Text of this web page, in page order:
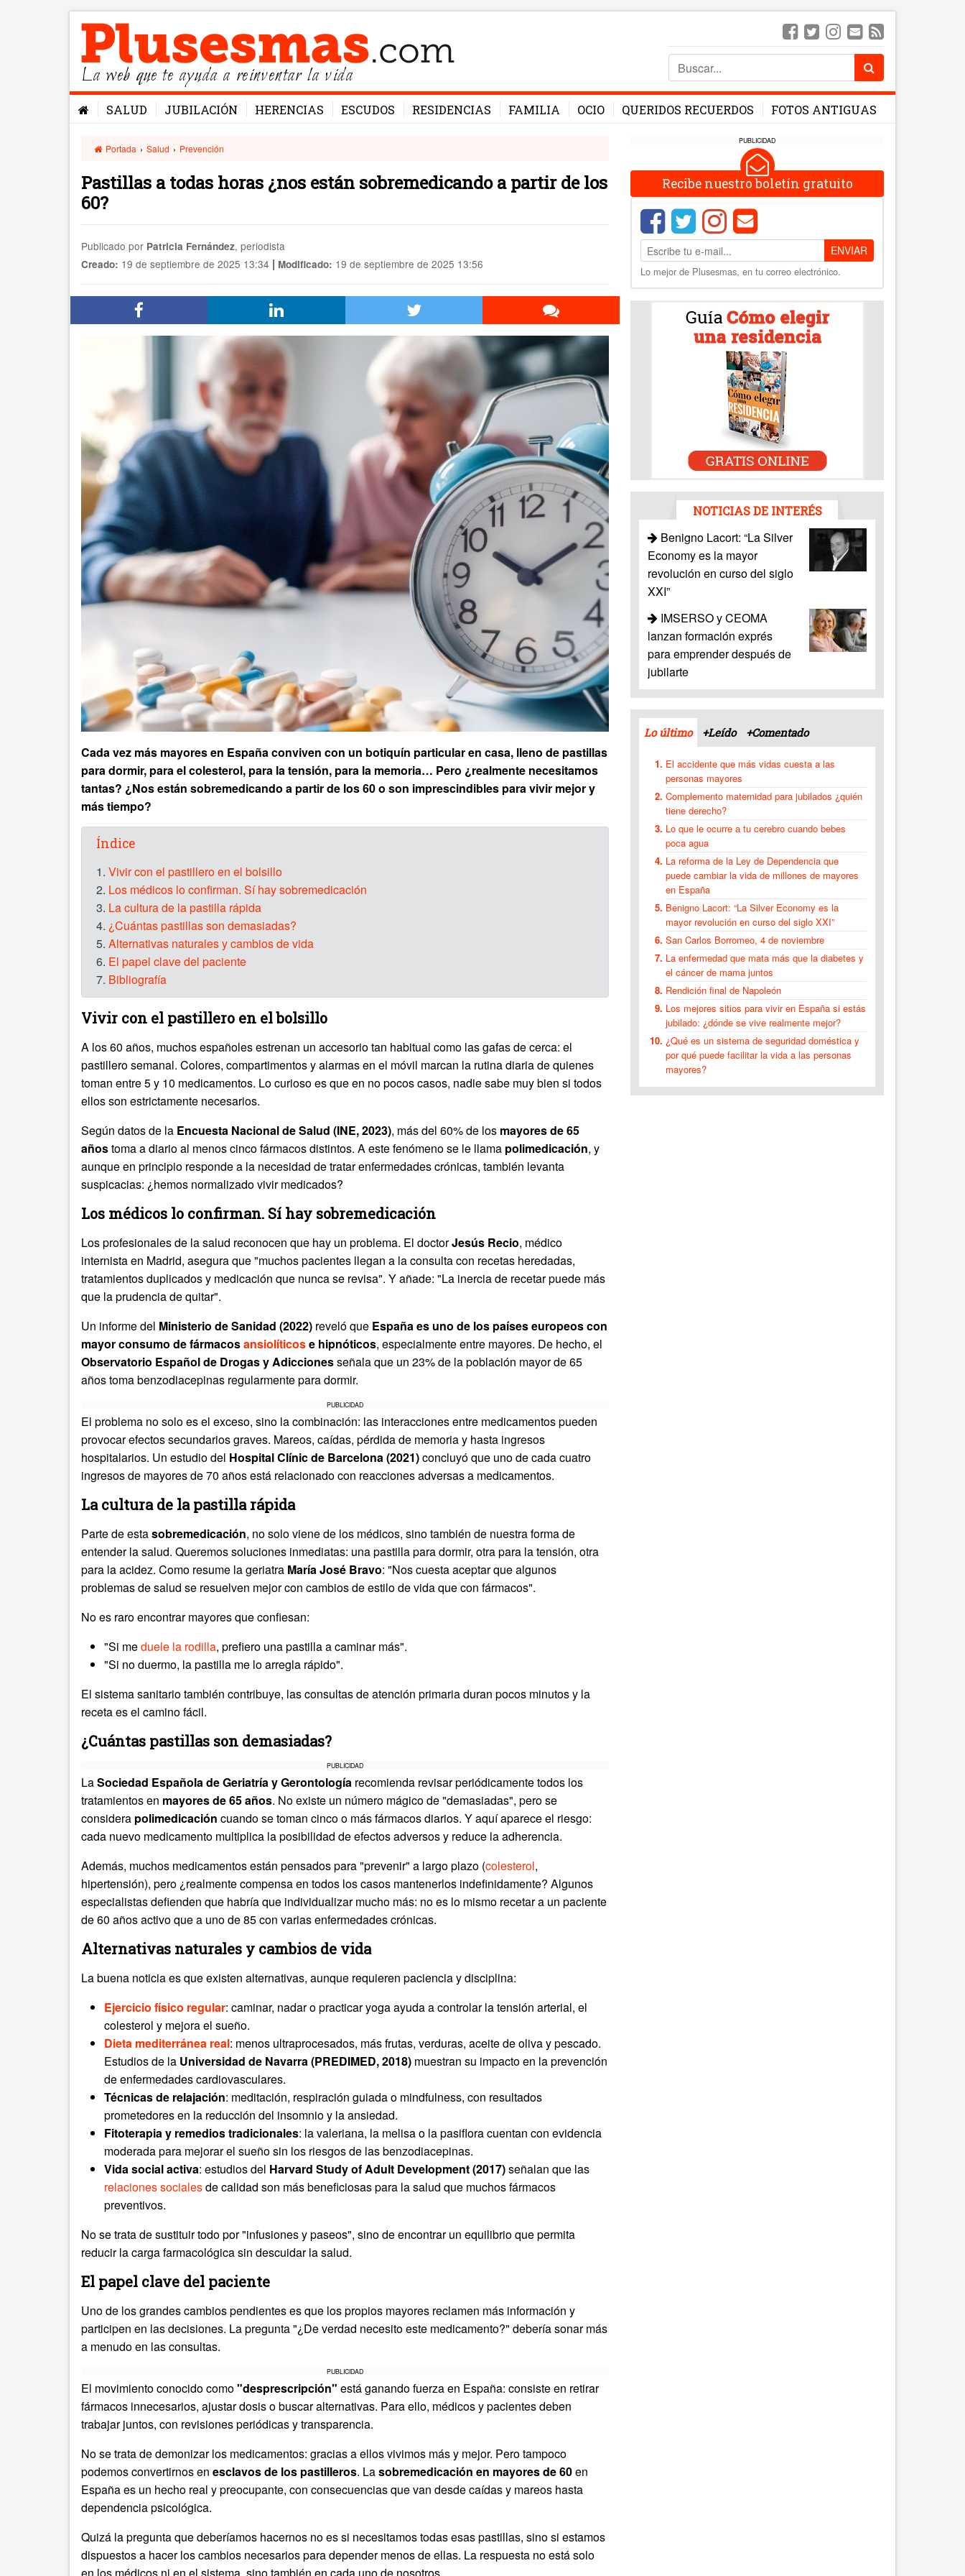
La web que te ayuda a reinventar la vida
SALUD JUBILACIÓN HERENCIAS ESCUDOS RESIDENCIAS FAMILIA OCIO QUERIDOS RECUERDOS FOTOS ANTIGUAS
Portada › Salud › Prevención
Pastillas a todas horas ¿nos están sobremedicando a partir de los
60?
Publicado por Patricia Fernández, periodista
Creado: 19 de septiembre de 2025 13:34 | Modificado: 19 de septiembre de 2025 13:56
Cada vez más mayores en España conviven con un botiquín particular en casa, lleno de pastillas
para dormir, para el colesterol, para la tensión, para la memoria… Pero ¿realmente necesitamos
tantas? ¿Nos están sobremedicando a partir de los 60 o son imprescindibles para vivir mejor y
más tiempo?
Índice
1. Vivir con el pastillero en el bolsillo
2. Los médicos lo confirman. Sí hay sobremedicación
3. La cultura de la pastilla rápida
4. ¿Cuántas pastillas son demasiadas?
5. Alternativas naturales y cambios de vida
6. El papel clave del paciente
7. Bibliografía
Vivir con el pastillero en el bolsillo
A los 60 años, muchos españoles estrenan un accesorio tan habitual como las gafas de cerca: el
pastillero semanal. Colores, compartimentos y alarmas en el móvil marcan la rutina diaria de quienes
toman entre 5 y 10 medicamentos. Lo curioso es que en no pocos casos, nadie sabe muy bien si todos
ellos son estrictamente necesarios.
Según datos de la Encuesta Nacional de Salud (INE, 2023), más del 60% de los mayores de 65
añostoma a diario al menos cinco fármacos distintos. A este fenómeno se le llama polimedicación, y
aunque en principio responde a la necesidad de tratar enfermedades crónicas, también levanta
suspicacias: ¿hemos normalizado vivir medicados?
Los médicos lo confirman. Sí hay sobremedicación
Los profesionales de la salud reconocen que hay un problema. El doctorJesús Recio, médico
internista en Madrid, asegura que "muchos pacientes llegan a la consulta con recetas heredadas,
tratamientos duplicados y medicación que nunca se revisa". Y añade: "La inercia de recetar puede más
que la prudencia de quitar".
Un informe del Ministerio de Sanidad (2022) reveló que España es uno de los países europeos con
mayor consumo de fármacosansiolíticose hipnóticos, especialmente entre mayores. De hecho, el
Observatorio Español de Drogas y Adiccionesseñala que un 23% de la población mayor de 65
años toma benzodiacepinas regularmente para dormir.
PUBLICIDAD
El problema no solo es el exceso, sino la combinación: las interacciones entre medicamentos pueden
provocar efectos secundarios graves. Mareos, caídas, pérdida de memoria y hasta ingresos
hospitalarios. Un estudio del Hospital Clínic de Barcelona (2021)concluyó que uno de cada cuatro
ingresos de mayores de 70 años está relacionado con reacciones adversas a medicamentos.
La cultura de la pastilla rápida
Parte de estasobremedicación, no solo viene de los médicos, sino también de nuestra forma de
entender la salud. Queremos soluciones inmediatas: una pastilla para dormir, otra para la tensión, otra
para la acidez. Como resume la geriatra María José Bravo: "Nos cuesta aceptar que algunos
problemas de salud se resuelven mejor con cambios de estilo de vida que con fármacos".
No es raro encontrar mayores que confiesan:
"Si meduele la rodilla, prefiero una pastilla a caminar más".
"Si no duermo, la pastilla me lo arregla rápido".
El sistema sanitario también contribuye, las consultas de atención primaria duran pocos minutos y la
receta es el camino fácil.
¿Cuántas pastillas son demasiadas?
PUBLICIDAD
LaSociedad Española de Geriatría y Gerontología recomienda revisar periódicamente todos los
tratamientos en mayores de 65 años. No existe un número mágico de "demasiadas", pero se
considera polimedicación cuando se toman cinco o más fármacos diarios. Y aquí aparece el riesgo:
cada nuevo medicamento multiplica la posibilidad de efectos adversos y reduce la adherencia.
Además, muchos medicamentos están pensados para "prevenir" a largo plazo (colesterol,
hipertensión), pero ¿realmente compensa en todos los casos mantenerlos indefinidamente? Algunos
especialistas defienden que habría que individualizar mucho más: no es lo mismo recetar a un paciente
de 60 años activo que a uno de 85 con varias enfermedades crónicas.
Alternativas naturales y cambios de vida
La buena noticia es que existen alternativas, aunque requieren paciencia y disciplina:
Ejercicio físico regular: caminar, nadar o practicar yoga ayuda a controlar la tensión arterial, el
colesterol y mejora el sueño.
Dieta mediterránea real: menos ultraprocesados, más frutas, verduras, aceite de oliva y pescado.
Estudios de la Universidad de Navarra (PREDIMED, 2018) muestran su impacto en la prevención
de enfermedades cardiovasculares.
Técnicas de relajación: meditación, respiración guiada o mindfulness, con resultados
prometedores en la reducción del insomnio y la ansiedad.
Fitoterapia y remedios tradicionales: la valeriana, la melisa o la pasiflora cuentan con evidencia
moderada para mejorar el sueño sin los riesgos de las benzodiacepinas.
Vida social activa: estudios del Harvard Study of Adult Development (2017)señalan que las
relaciones socialesde calidad son más beneficiosas para la salud que muchos fármacos
preventivos.
No se trata de sustituir todo por "infusiones y paseos", sino de encontrar un equilibrio que permita
reducir la carga farmacológica sin descuidar la salud.
El papel clave del paciente
Uno de los grandes cambios pendientes es que los propios mayores reclamen más información y
participen en las decisiones. La pregunta "¿De verdad necesito este medicamento?" debería sonar más
a menudo en las consultas.
PUBLICIDAD
El movimiento conocido como"desprescripción" está ganando fuerza en España: consiste en retirar
fármacos innecesarios, ajustar dosis o buscar alternativas. Para ello, médicos y pacientes deben
trabajar juntos, con revisiones periódicas y transparencia.
No se trata de demonizar los medicamentos: gracias a ellos vivimos más y mejor. Pero tampoco
podemos convertirnos en esclavos de los pastilleros. Lasobremedicación en mayores de 60en
España es un hecho real y preocupante, con consecuencias que van desde caídas y mareos hasta
dependencia psicológica.
Quizá la pregunta que deberíamos hacernos no es si necesitamos todas esas pastillas, sino si estamos
dispuestos a hacer los cambios necesarios para depender menos de ellas. La respuesta no está solo
PUBLICIDAD
Recibe nuestro boletín gratuito
ENVIAR
Lo mejor de Plusesmas, en tu correo electrónico.
NOTICIAS DE INTERÉS
Benigno Lacort: “La Silver
Economy es la mayor
revolución en curso del siglo
XXI”
IMSERSO y CEOMA
lanzan formación exprés
para emprender después de
jubilarte
Lo último +Leído +Comentado
El accidente que más vidas cuesta a las
personas mayores
Complemento maternidad para jubilados ¿quién
tiene derecho?
Lo que le ocurre a tu cerebro cuando bebes
poca agua
La reforma de la Ley de Dependencia que
puede cambiar la vida de millones de mayores
en España
Benigno Lacort: “La Silver Economy es la
mayor revolución en curso del siglo XXI”
San Carlos Borromeo, 4 de noviembre
La enfermedad que mata más que la diabetes y
el cáncer de mama juntos
Rendición final de Napoleón
Los mejores sitios para vivir en España si estás
jubilado: ¿dónde se vive realmente mejor?
¿Qué es un sistema de seguridad doméstica y
por qué puede facilitar la vida a las personas
mayores?